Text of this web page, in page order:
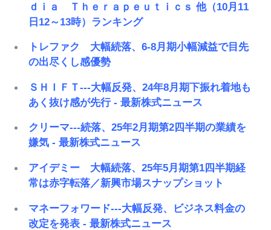
ｄｉａ Ｔｈｅｒａｐｅｕｔｉｃｓ 他（10月11
日12～13時）ランキング
トレファク 大幅続落、6-8月期小幅減益で目先
の出尽くし感優勢
ＳＨＩＦＴ---大幅反発、24年8月期下振れ着地も
あく抜け感が先行 - 最新株式ニュース
クリーマ---続落、25年2月期第2四半期の業績を
嫌気 - 最新株式ニュース
アイデミー 大幅続落、25年5月期第1四半期経
常は赤字転落／新興市場スナップショット
マネーフォワード---大幅反発、ビジネス料金の
改定を発表 - 最新株式ニュース